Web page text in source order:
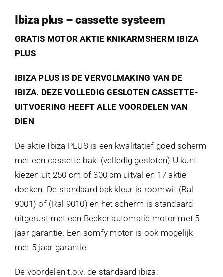
Ibiza plus – cassette systeem
GRATIS MOTOR AKTIE KNIKARMSHERM IBIZA
PLUS
IBIZA PLUS IS DE VERVOLMAKING VAN DE
IBIZA. DEZE VOLLEDIG GESLOTEN CASSETTE-
UITVOERING HEEFT ALLE VOORDELEN VAN
DIEN
De aktie Ibiza PLUS is een kwalitatief goed scherm
met een cassette bak. (volledig gesloten) U kunt
kiezen uit 250 cm of 300 cm uitval en 17 aktie
doeken. De standaard bak kleur is roomwit (Ral
9001) of (Ral 9010) en het scherm is standaard
uitgerust met een Becker automatic motor met 5
jaar garantie. Een somfy motor is ook mogelijk
met 5 jaar garantie
De voordelen t.o.v. de standaard ibiza: